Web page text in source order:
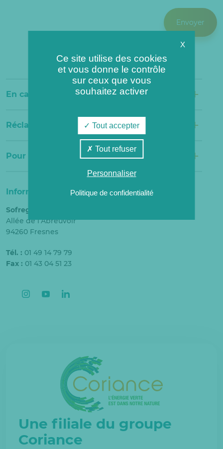
En cas d’urgence +
Réclamations liées à votre abonnement +
Pour toutes autres questions +
Informations de contact
Sofrege
Allée de l’Abreuvoir
94260 Fresnes
Tél. : 01 49 14 79 79
Fax : 01 43 04 51 23
Une filiale du groupe
Coriance
X
Ce site utilise des cookies
et vous donne le contrôle
sur ceux que vous
souhaitez activer
Tout accepter
Tout refuser
Personnaliser
Politique de confidentialité